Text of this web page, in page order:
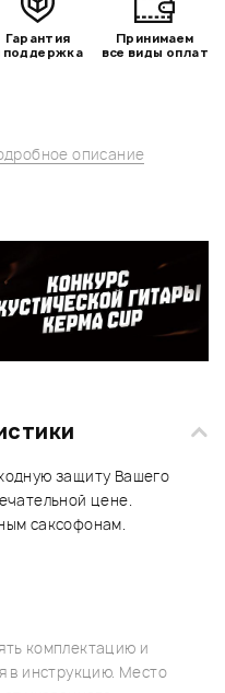
описание
Гарантия
поддержка
Принимаем
все виды оплат
защиту Вашего
цене.
саксофонам.
комплектацию и
в инструкцию. Место